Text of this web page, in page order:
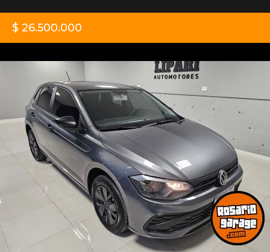
$ 26.500.000